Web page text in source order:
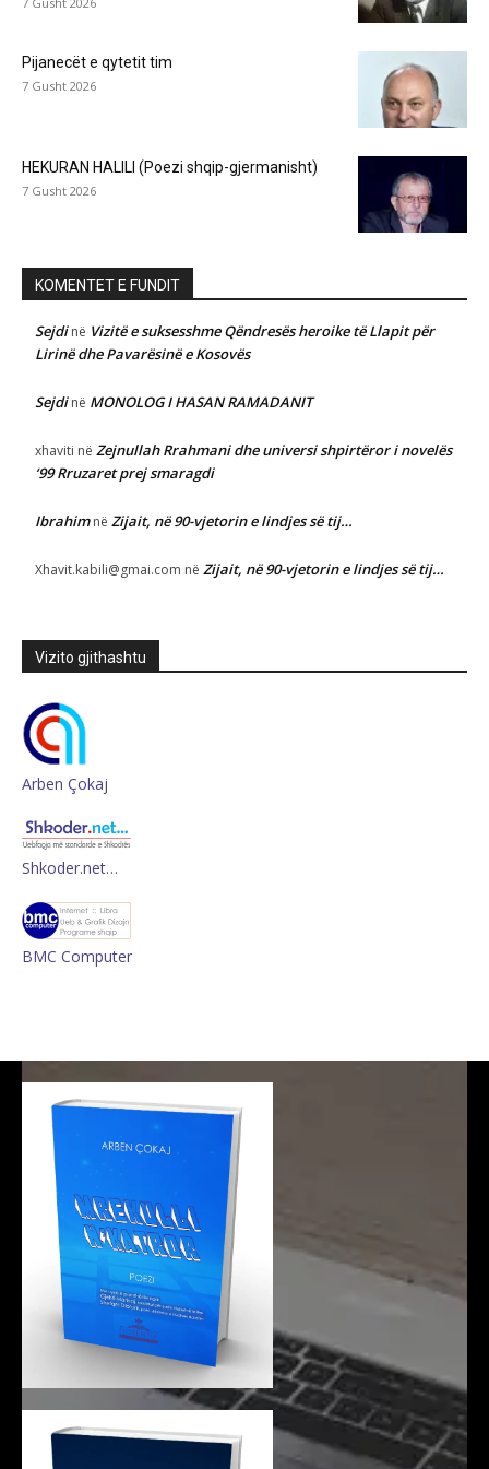
Pijanecët e qytetit tim
7 Gusht 2026
HEKURAN HALILI (Poezi shqip-gjermanisht)
7 Gusht 2026
KOMENTET E FUNDIT
Sejdinë Vizitë e suksesshme Qëndresës heroike të Llapit për
Lirinë dhe Pavarësinë e Kosovës
Sejdinë MONOLOG I HASAN RAMADANIT
xhaviti në Zejnullah Rrahmani dhe universi shpirtëror i novelës
‘99 Rruzaret prej smaragdi
Ibrahimnë Zijait, në 90-vjetorin e lindjes së tij…
Xhavit.kabili@gmai.com në Zijait, në 90-vjetorin e lindjes së tij…
Vizito gjithashtu
Arben Çokaj
Shkoder.net…
BMC Computer